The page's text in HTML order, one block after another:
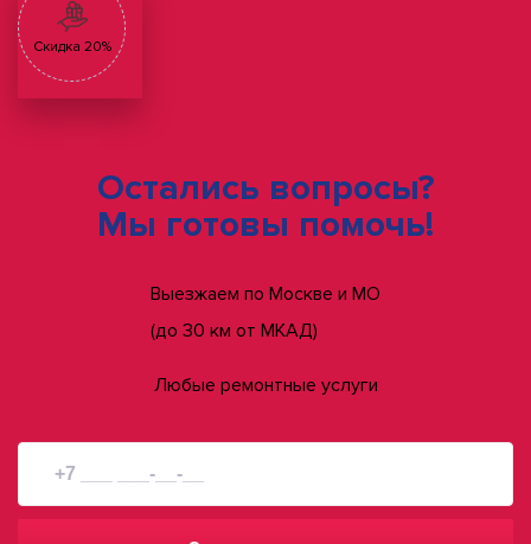
Скидка 20%
Остались вопросы?
Мы готовы помочь!
Выезжаем по Москве и МО
(до 30 км от МКАД)
Любые ремонтные услуги